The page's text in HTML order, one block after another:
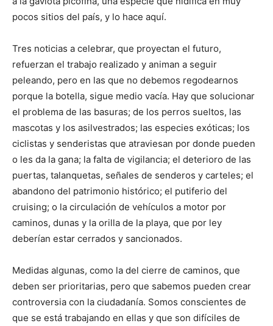
pocos sitios del país, y lo hace aquí.
Tres noticias a celebrar, que proyectan el futuro,
refuerzan el trabajo realizado y animan a seguir
peleando, pero en las que no debemos regodearnos
porque la botella, sigue medio vacía. Hay que solucionar
el problema de las basuras; de los perros sueltos, las
mascotas y los asilvestrados; las especies exóticas; los
ciclistas y senderistas que atraviesan por donde pueden
o les da la gana; la falta de vigilancia; el deterioro de las
puertas, talanquetas, señales de senderos y carteles; el
abandono del patrimonio histórico; el putiferio del
cruising; o la circulación de vehículos a motor por
caminos, dunas y la orilla de la playa, que por ley
deberían estar cerrados y sancionados.
Medidas algunas, como la del cierre de caminos, que
deben ser prioritarias, pero que sabemos pueden crear
controversia con la ciudadanía. Somos conscientes de
que se está trabajando en ellas y que son difíciles de